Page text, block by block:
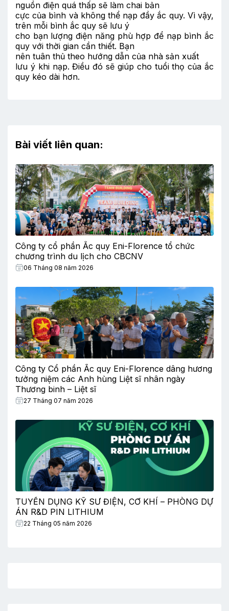
nguồn điện quá thấp sẽ làm chai bản
cực của bình và không thể nạp đầy ắc quy. Vì vậy,
trên mỗi bình ắc quy sẽ lưu ý
cho bạn lượng điện năng phù hợp để nạp bình ắc
quy với thời gian cần thiết. Bạn
nên tuân thủ theo hướng dẫn của nhà sản xuất
lưu ý khi nạp. Điều đó sẽ giúp cho tuổi thọ của ắc
quy kéo dài hơn.
Bài viết liên quan:
Công ty cổ phần Ắc quy Eni-Florence tổ chức
chương trình du lịch cho CBCNV
06 Tháng 08 năm 2026
Công ty Cổ phần Ắc quy Eni-Florence dâng hương
tưởng niệm các Anh hùng Liệt sĩ nhân ngày
Thương binh – Liệt sĩ
27 Tháng 07 năm 2026
TUYỂN DỤNG KỸ SƯ ĐIỆN, CƠ KHÍ – PHÒNG DỰ
ÁN R&D PIN LITHIUM
22 Tháng 05 năm 2026